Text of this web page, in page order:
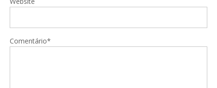
Comentário*